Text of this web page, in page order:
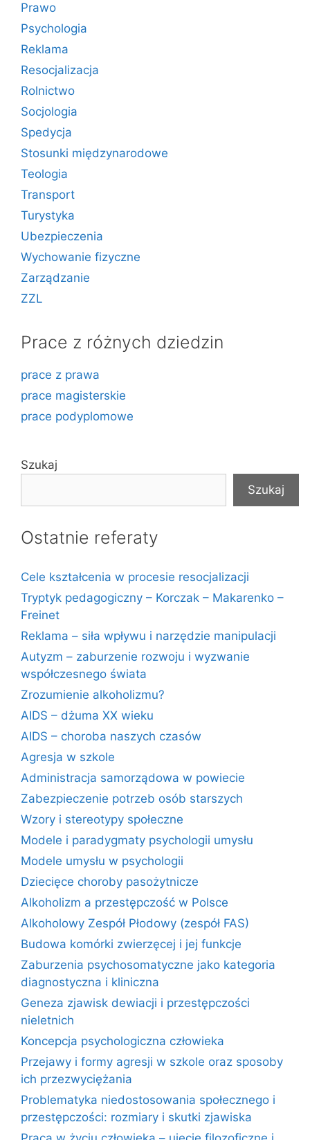
Prawo
Psychologia
Reklama
Resocjalizacja
Rolnictwo
Socjologia
Spedycja
Stosunki międzynarodowe
Teologia
Transport
Turystyka
Ubezpieczenia
Wychowanie fizyczne
Zarządzanie
ZZL
Prace z różnych dziedzin
prace z prawa
prace magisterskie
prace podyplomowe
Szukaj
Szukaj
Ostatnie referaty
Cele kształcenia w procesie resocjalizacji
Tryptyk pedagogiczny – Korczak – Makarenko –
Freinet
Reklama – siła wpływu i narzędzie manipulacji
Autyzm – zaburzenie rozwoju i wyzwanie
współczesnego świata
Zrozumienie alkoholizmu?
AIDS – dżuma XX wieku
AIDS – choroba naszych czasów
Agresja w szkole
Administracja samorządowa w powiecie
Zabezpieczenie potrzeb osób starszych
Wzory i stereotypy społeczne
Modele i paradygmaty psychologii umysłu
Modele umysłu w psychologii
Dziecięce choroby pasożytnicze
Alkoholizm a przestępczość w Polsce
Alkoholowy Zespół Płodowy (zespół FAS)
Budowa komórki zwierzęcej i jej funkcje
Zaburzenia psychosomatyczne jako kategoria
diagnostyczna i kliniczna
Geneza zjawisk dewiacji i przestępczości
nieletnich
Koncepcja psychologiczna człowieka
Przejawy i formy agresji w szkole oraz sposoby
ich przezwyciężania
Problematyka niedostosowania społecznego i
przestępczości: rozmiary i skutki zjawiska